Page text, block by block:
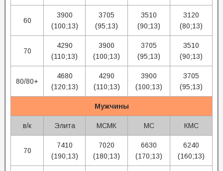
60
3900
(100;13)
3705
(95;13)
3510
(90;13)
3120
(80;13)
70
4290
(110;13)
3900
(100;13)
3705
(95;13)
3510
(90;13)
80/80+
4680
(120;13)
4290
(110;13)
3900
(100;13)
3705
(95;13)
Мужчины
в/к Элита МСМК МС КМС
70
7410
(190;13)
7020
(180;13)
6630
(170;13)
6240
(160;13)